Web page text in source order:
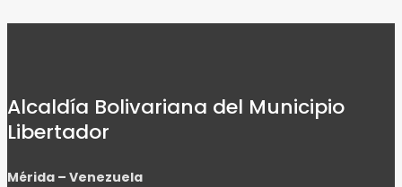
Alcaldía Bolivariana del Municipio
Libertador
Mérida – Venezuela